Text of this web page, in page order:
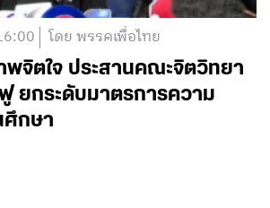
โดย พรรคเพื่อไทย
พจิตใจ ประสานคณะจิตวิทยา
ยกระดับมาตรการความ
ศึกษา